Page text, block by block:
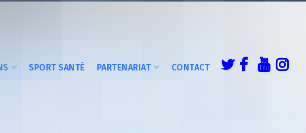
SPORT SANTÉ PARTENARIAT CONTACT